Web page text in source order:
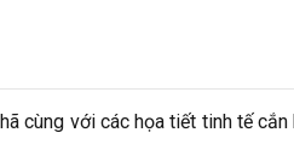
cùng với các họa tiết tinh tế